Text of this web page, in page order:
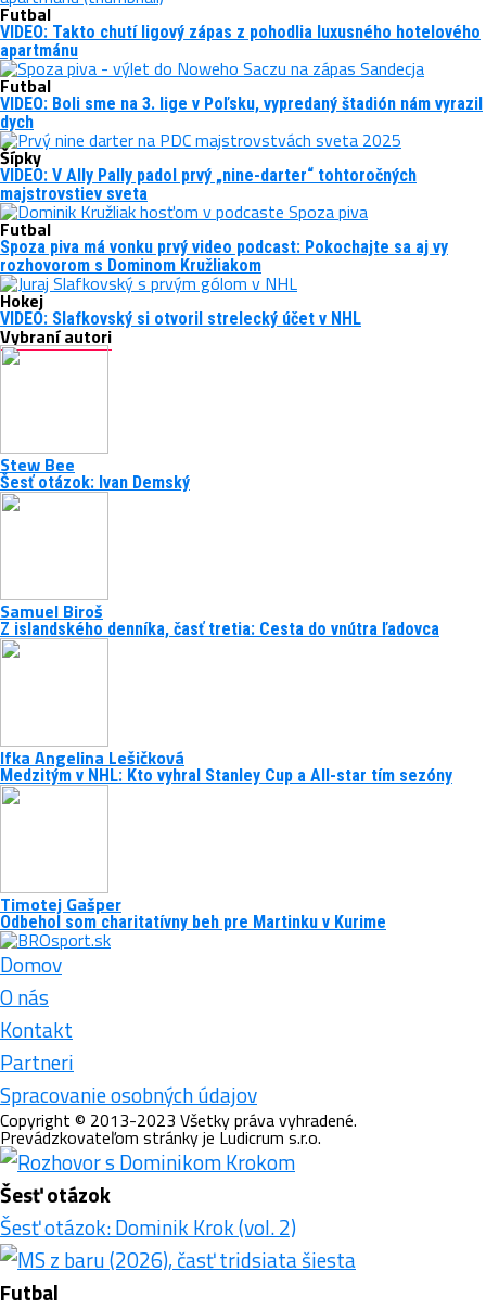
Futbal
VIDEO: Takto chutí ligový zápas z pohodlia luxusného hotelového
apartmánu
Futbal
VIDEO: Boli sme na 3. lige v Poľsku, vypredaný štadión nám vyrazil
dych
Šípky
VIDEO: V Ally Pally padol prvý „nine-darter“ tohtoročných
majstrovstiev sveta
Futbal
Spoza piva má vonku prvý video podcast: Pokochajte sa aj vy
rozhovorom s Dominom Kružliakom
Hokej
VIDEO: Slafkovský si otvoril strelecký účet v NHL
Vybraní autori
Stew Bee
Šesť otázok: Ivan Demský
Samuel Biroš
Z islandského denníka, časť tretia: Cesta do vnútra ľadovca
Ifka Angelina Lešičková
Medzitým v NHL: Kto vyhral Stanley Cup a All-star tím sezóny
Timotej Gašper
Odbehol som charitatívny beh pre Martinku v Kurime
Domov
O nás
Kontakt
Partneri
Spracovanie osobných údajov
Copyright © 2013-2023 Všetky práva vyhradené.
Prevádzkovateľom stránky je Ludicrum s.r.o.
Šesť otázok
Šesť otázok: Dominik Krok (vol. 2)
Futbal